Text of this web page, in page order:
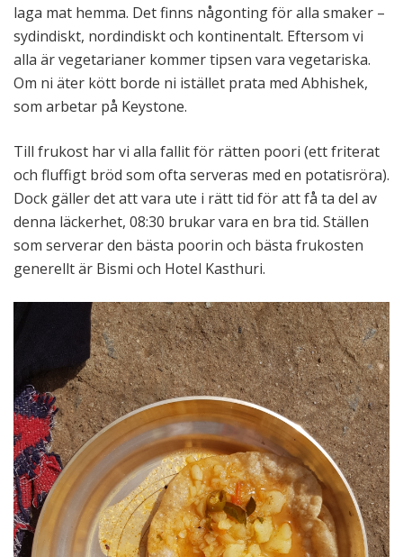
laga mat hemma. Det finns någonting för alla smaker –
sydindiskt, nordindiskt och kontinentalt. Eftersom vi
alla är vegetarianer kommer tipsen vara vegetariska.
Om ni äter kött borde ni istället prata med Abhishek,
som arbetar på Keystone.
Till frukost har vi alla fallit för rätten poori (ett friterat
och fluffigt bröd som ofta serveras med en potatisröra).
Dock gäller det att vara ute i rätt tid för att få ta del av
denna läckerhet, 08:30 brukar vara en bra tid. Ställen
som serverar den bästa poorin och bästa frukosten
generellt är Bismi och Hotel Kasthuri.